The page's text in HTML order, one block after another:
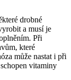
drobné
a musí je
Při
které
může nastat i při
vitaminy